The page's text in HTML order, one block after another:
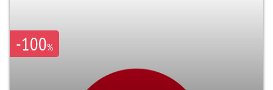
-100%